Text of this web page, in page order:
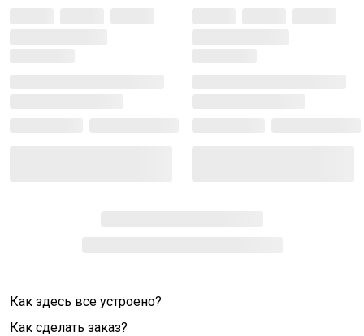
Как здесь все устроено?
Как сделать заказ?